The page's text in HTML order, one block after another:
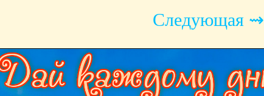
Следующая ⇝